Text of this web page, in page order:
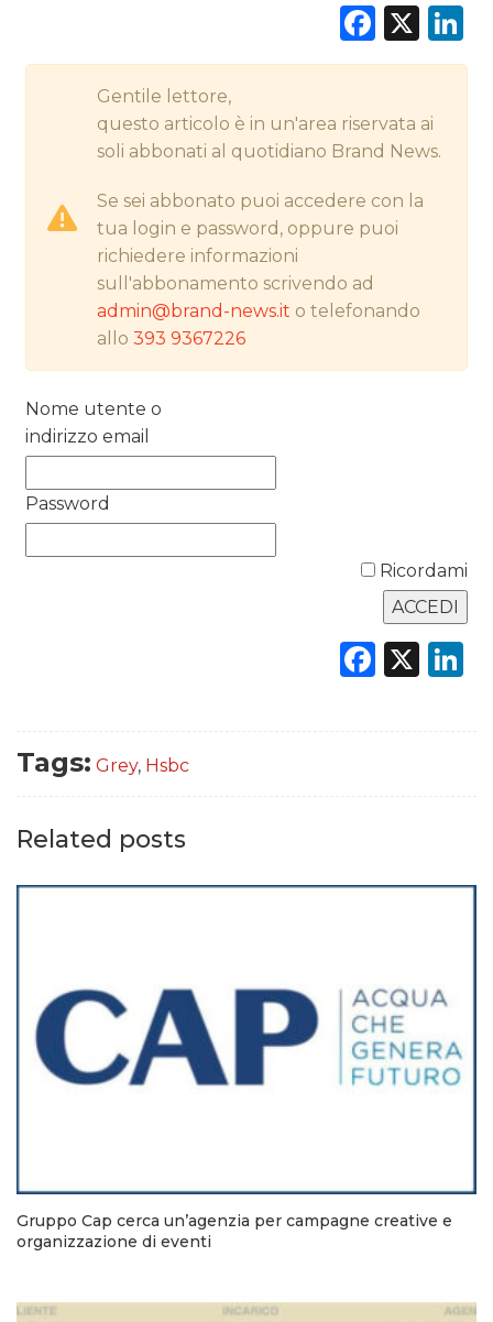
EDITORIA
RADIO / AUDIO
RICERCHE
X
Gentile lettore,
questo articolo è in un'area riservata ai
soli abbonati al quotidiano Brand News.
Se sei abbonato puoi accedere con la
tua login e password, oppure puoi
richiedere informazioni
sull'abbonamento scrivendo ad
admin@brand-news.it o telefonando
allo393 9367226
Nome utente o
indirizzo email
Password
Ricordami
X
Tags: Grey, Hsbc
Related posts
Gruppo Cap cerca un’agenzia per campagne creative e
organizzazione di eventi